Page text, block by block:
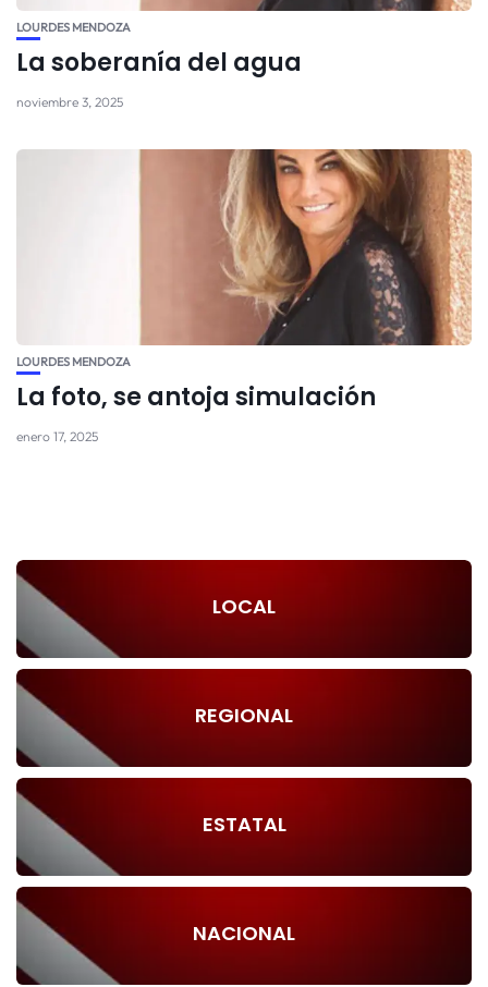
LOURDES MENDOZA
La soberanía del agua
noviembre 3, 2025
LOURDES MENDOZA
La foto, se antoja simulación
enero 17, 2025
LOCAL
REGIONAL
ESTATAL
NACIONAL